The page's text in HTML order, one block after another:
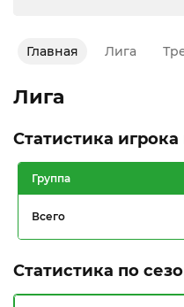
Главная Лига
Лига
Статистика игрока
Группа
Всего
Статистика по